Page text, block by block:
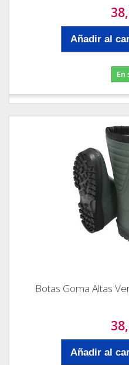
Añadir al
En
Botas Goma Altas
Añadir al